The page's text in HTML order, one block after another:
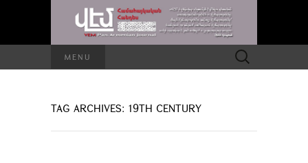
MENU
Search
for:
TAG ARCHIVES: 19TH CENTURY